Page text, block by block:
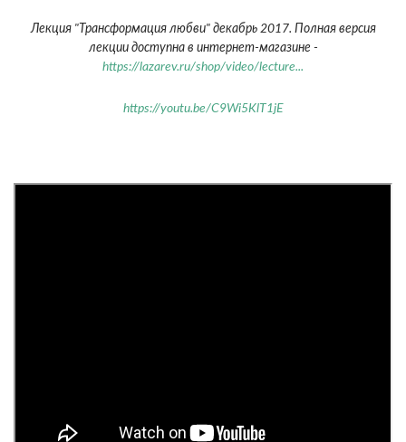
Лекция "Трансформация любви" декабрь 2017. Полная версия
лекции доступна в интернет-магазине -
https://lazarev.ru/shop/video/lecture...
https://youtu.be/C9Wi5KlT1jE